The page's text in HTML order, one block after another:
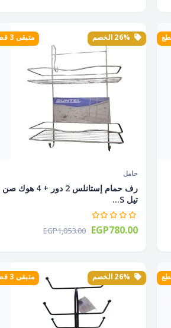
متبقى 3 قطع
حامل
رف حمام إستانلس 2 دور + 4 هوك صن
تيل S...
EGP1,053.00 EGP780.00
متبقى 3 قطع